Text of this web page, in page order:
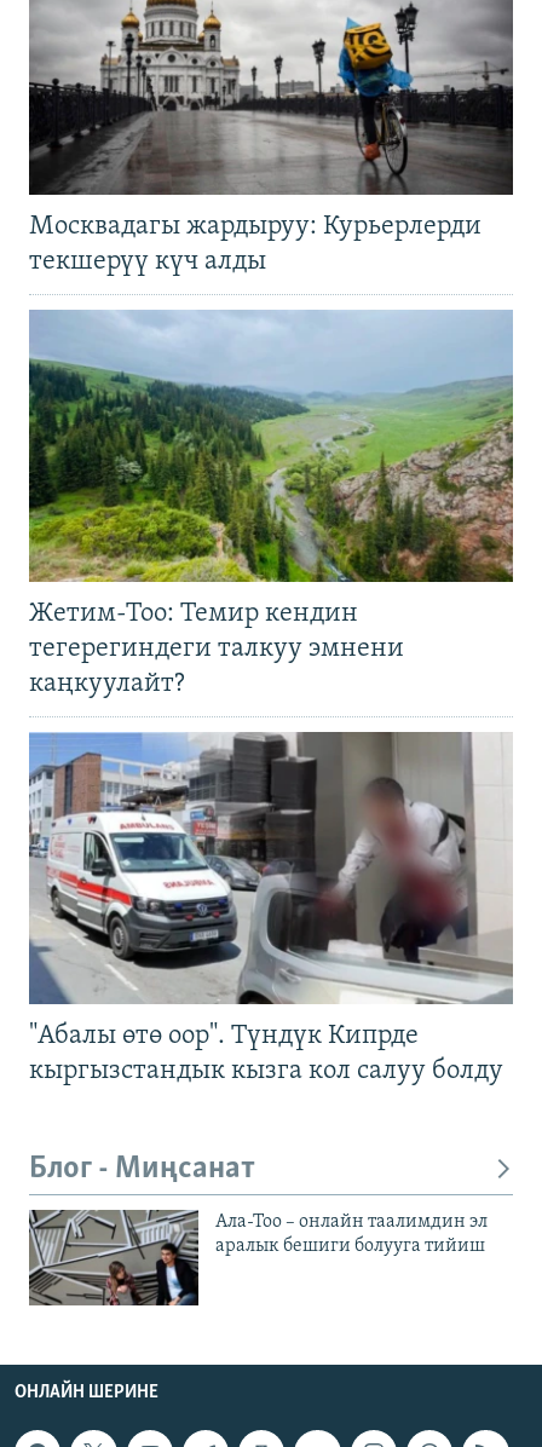
Москвадагы жардыруу: Курьерлерди
текшерүү күч алды
Жетим-Тоо: Темир кендин
тегерегиндеги талкуу эмнени
каңкуулайт?
"Абалы өтө оор". Түндүк Кипрде
кыргызстандык кызга кол салуу болду
Блог - Миңсанат
Ала-Тоо – онлайн таалимдин эл
аралык бешиги болууга тийиш
ОНЛАЙН ШЕРИНЕ